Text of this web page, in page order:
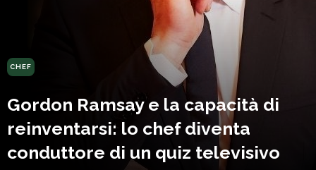
CHEF
Gordon Ramsay e la capacità di
reinventarsi: lo chef diventa
conduttore di un quiz televisivo